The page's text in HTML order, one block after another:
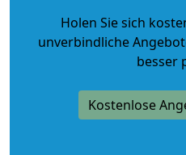
Holen Sie sich
unverbindliche
besser
Kostenlose